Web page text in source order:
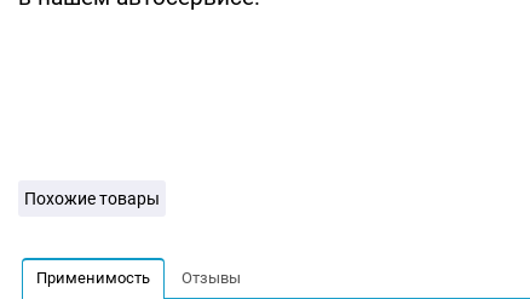
Похожие товары
Применимость Отзывы